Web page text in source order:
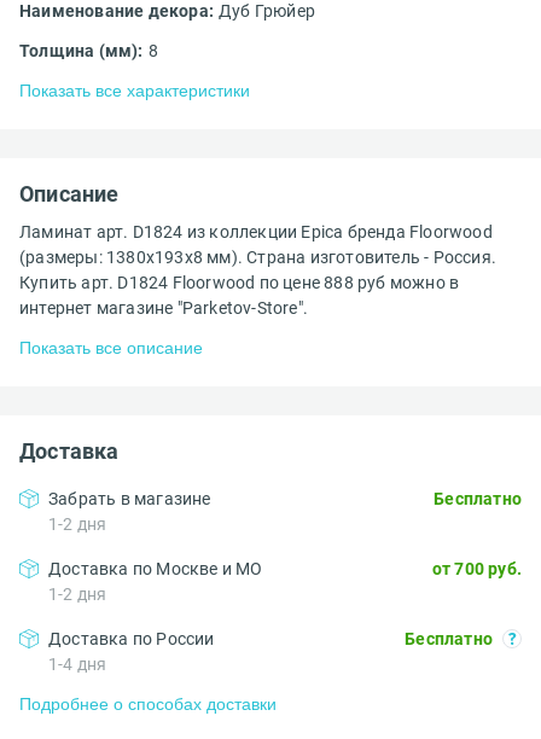
Наименование декора: Дуб Грюйер
Толщина (мм): 8
Показать все характеристики
Описание
Ламинат арт. D1824 из коллекции Epica бренда Floorwood
(размеры: 1380х193х8 мм). Страна изготовитель - Россия.
Купить арт. D1824 Floorwood по цене 888 руб можно в
интернет магазине "Parketov-Store".
Показать все описание
Доставка
Забрать в магазине
1-2 дня
Бесплатно
Доставка по Москве и МО
1-2 дня
от 700 руб.
Доставка по России
1-4 дня
Бесплатно
Подробнее о способах доставки